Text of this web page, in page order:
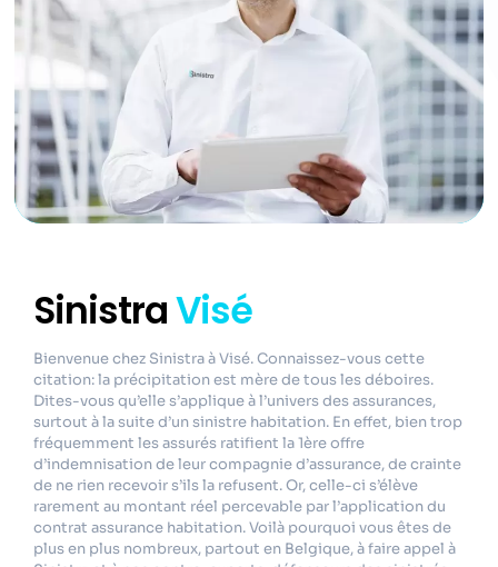
SinistraVisé
Bienvenue chez Sinistra à Visé. Connaissez-vous cette
citation: la précipitation est mère de tous les déboires.
Dites-vous qu’elle s’applique à l’univers des assurances,
surtout à la suite d’un sinistre habitation. En effet, bien trop
fréquemment les assurés ratifient la 1ère offre
d’indemnisation de leur compagnie d’assurance, de crainte
de ne rien recevoir s’ils la refusent. Or, celle-ci s’élève
rarement au montant réel percevable par l’application du
contrat assurance habitation. Voilà pourquoi vous êtes de
plus en plus nombreux, partout en Belgique, à faire appel à